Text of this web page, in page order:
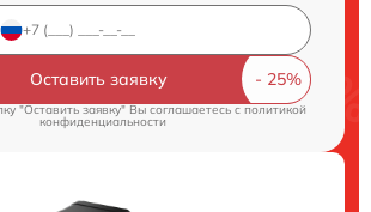
Оставить заявку
"Оставить заявку" Вы соглашаетесь cполитикой
конфиденциальности